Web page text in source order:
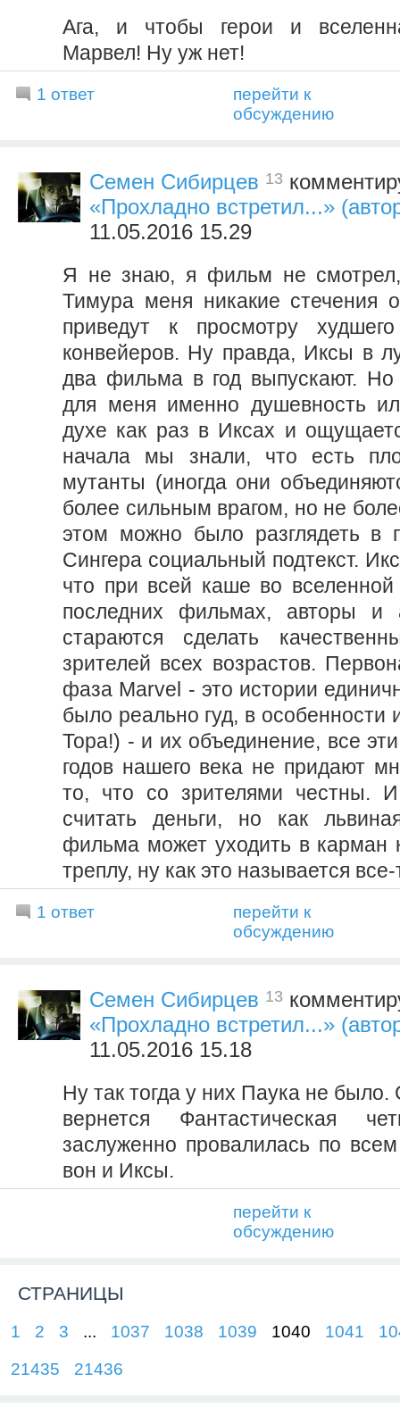
Ага, и чтобы герои и
Марвел! Ну уж нет!
1 ответ
перейти к
обсуждению
Семен Сибирцев 13
«Прохладно встретил...»
11.05.2016 15.29
Я не знаю, я фильм не
Тимура меня никакие стечения
приведут к просмотру
конвейеров. Ну правда, Иксы в
два фильма в год выпускают.
для меня именно душевность
духе как раз в Иксах и
начала мы знали, что есть
мутанты (иногда они
более сильным врагом, но не
этом можно было разглядеть в
Сингера социальный подтекст.
что при всей каше во
последних фильмах, авторы и
стараются сделать
зрителей всех возрастов.
фаза Marvel - это истории
было реально гуд, в особенности
Тора!) - и их объединение, все
годов нашего века не придают
то, что со зрителями честны.
считать деньги, но как
фильма может уходить в карман
треплу, ну как это называется все-
1 ответ
перейти к
обсуждению
Семен Сибирцев 13
«Прохладно встретил...»
11.05.2016 15.18
Ну так тогда у них Паука не
вернется Фантастическая
заслуженно провалилась по
вон и Иксы.
перейти к
обсуждению
СТРАНИЦЫ
1 2 3 ... 1037 1038 1039 1040 1041
21435
21436